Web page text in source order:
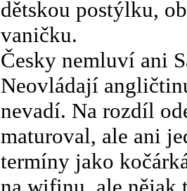
dětskou postýlku,
vaničku.
Česky nemluví ani
Neovládají
nevadí. Na rozdíl
maturoval, ale ani
termíny jako